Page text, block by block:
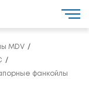
MDV
фанкойлы